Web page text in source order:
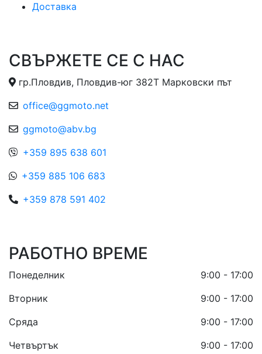
Доставка
СВЪРЖЕТЕ СЕ С НАС
гр.Пловдив, Пловдив-юг 382Т Марковски път
office@ggmoto.net
ggmoto@abv.bg
+359 895 638 601
+359 885 106 683
+359 878 591 402
РАБОТНО ВРЕМЕ
Понеделник
9:00 - 17:00
Вторник
9:00 - 17:00
Сряда
9:00 - 17:00
Четвъртък
9:00 - 17:00